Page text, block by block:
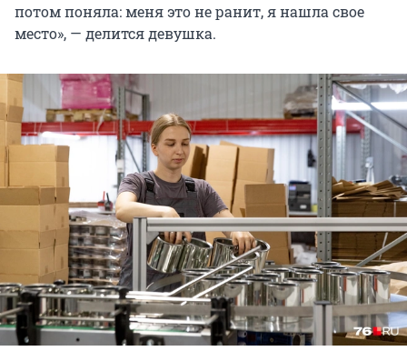
потом поняла: меня это не ранит, я нашла свое
место», — делится девушка.